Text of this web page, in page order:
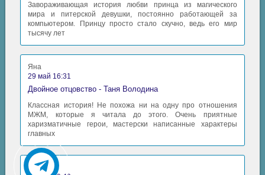
Завораживающая история любви принца из магического
мира и питерской девушки, постоянно работающей за
компьютером. Принцу просто стало скучно, ведь его мир
тысячу лет
Яна
29 май 16:31
Двойное отцовство - Таня Володина
Классная история! Не похожа ни на одну про отношения
МЖМ, которые я читала до этого. Очень приятные
харизматичные герои, мастерски написанные характеры
главных
Аида